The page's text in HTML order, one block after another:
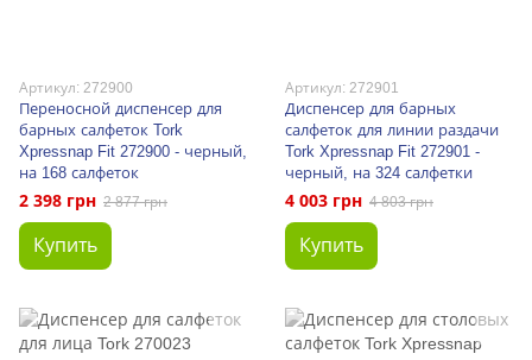
Артикул: 272900
Переносной диспенсер для
барных салфеток Tork
Xpressnap Fit 272900 - черный,
на 168 салфеток
2 398 грн 2 877 грн
Купить
Артикул: 272901
Диспенсер для барных
салфеток для линии раздачи
Tork Xpressnap Fit 272901 -
черный, на 324 салфетки
4 003 грн 4 803 грн
Купить